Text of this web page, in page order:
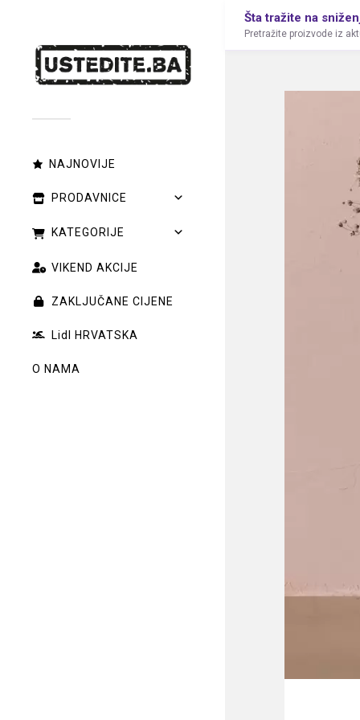
NAJNOVIJE
PRODAVNICE
KATEGORIJE
VIKEND AKCIJE
ZAKLJUČANE CIJENE
Lidl HRVATSKA
O NAMA
Šta tražite na
Pretražite proizvode iz